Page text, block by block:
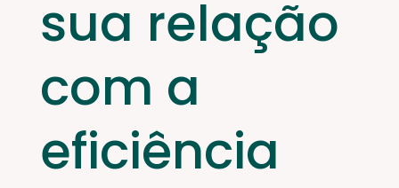
sua relação
com a
eficiência